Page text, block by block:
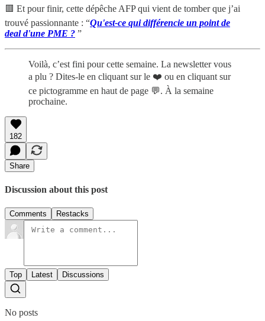
🟥 Et pour finir, cette dépêche AFP qui vient de tomber que j’ai
trouvé passionnante : “Qu'est-ce qui différencie un point de
deal d'une PME ? ”
Voilà, c’est fini pour cette semaine. La newsletter vous
a plu ? Dites-le en cliquant sur le ❤️ ou en cliquant sur
ce pictogramme en haut de page 💬. À la semaine
prochaine.
182
Share
Discussion about this post
Comments Restacks
Top Latest Discussions
No posts